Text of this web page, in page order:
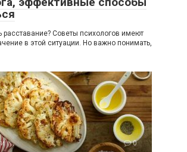
расставание? Советы психологов имеют
в этой ситуации. Но важно понимать,
0